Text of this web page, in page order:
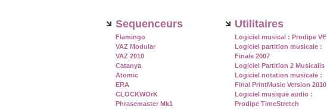
Sequenceurs
Flamingo
VAZ Modular
VAZ 2010
Catanya
Atomic
ERA
CLOCKWOrK
Phrasemaster Mk1
Utilitaires
Logiciel musical : Prodipe VE
Logiciel partition musicale :
Finale 2007
Logiciel Partition 2 Musicalis
Logiciel notation musicale :
Final PrintMusic Version 2010
Logiciel musique audio :
Prodipe TimeStretch